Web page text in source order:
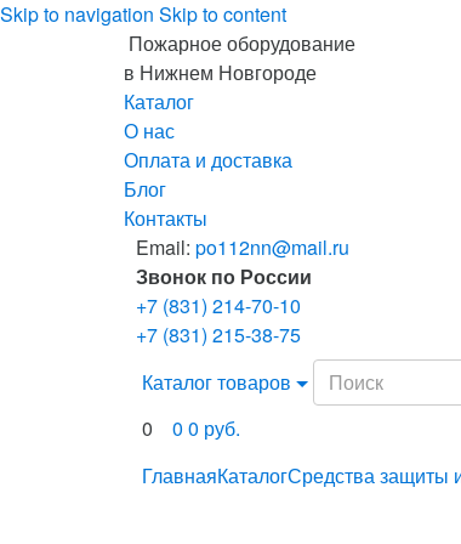
Skip to navigation Skip to content
Пожарное оборудование
в Нижнем Новгороде
Каталог
О нас
Оплата и доставка
Блог
Контакты
Email: po112nn@mail.ru
Звонок по России
+7 (831) 214-70-10
+7 (831) 215-38-75
Каталог товаров
Search
for:
0
0 0 руб.
ГлавнаяКаталогСредства защиты